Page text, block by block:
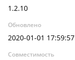
1.2.10
Обновлено
2020-01-01 17:59:57
Совместимость